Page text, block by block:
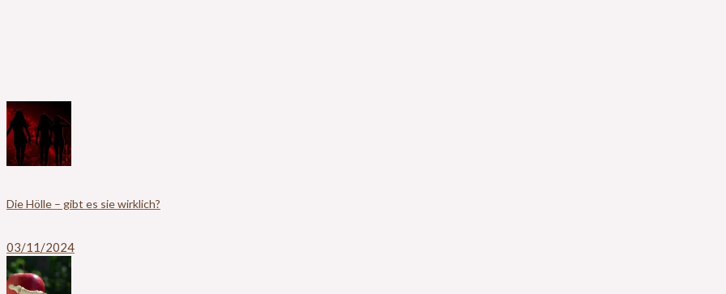
Die Hölle – gibt es sie wirklich?
03/11/2024